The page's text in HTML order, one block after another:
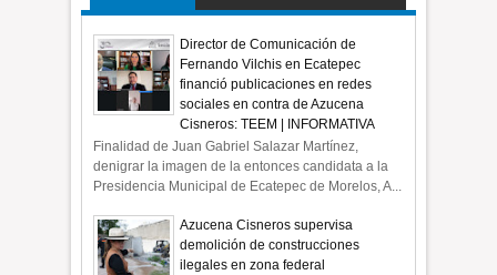
Director de Comunicación de
Fernando Vilchis en Ecatepec
financió publicaciones en redes
sociales en contra de Azucena
Cisneros: TEEM | INFORMATIVA
Finalidad de Juan Gabriel Salazar Martínez,
denigrar la imagen de la entonces candidata a la
Presidencia Municipal de Ecatepec de Morelos, A...
Azucena Cisneros supervisa
demolición de construcciones
ilegales en zona federal